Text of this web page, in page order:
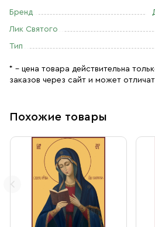
Бренд
Лик Святого
Тип
* – цена товара действительна
заказов через сайт и может
Похожие товары